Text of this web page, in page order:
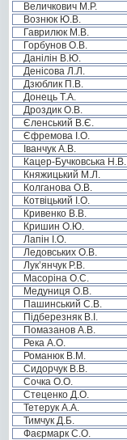
Величкович М.Р.
Вознюк Ю.В.
Гаврилюк М.В.
Горбунов О.В.
Данілін В.Ю.
Денісова Л.Л.
Дзюблик П.В.
Донець Т.А.
Дроздик О.В.
Єленський В.Є.
Єфремова І.О.
Іванчук А.В.
Кацер-Бучковська Н.В.
Княжицький М.Л.
Колганова О.В.
Котвіцький І.О.
Кривенко В.В.
Кришин О.Ю.
Лапін І.О.
Ледовських О.В.
Лук’янчук Р.В.
Масоріна О.С.
Медуниця О.В.
Пашинський С.В.
Підберезняк В.І.
Помазанов А.В.
Река А.О.
Романюк В.М.
Сидорчук В.В.
Сочка О.О.
Стеценко Д.О.
Тетерук А.А.
Тимчук Д.Б.
Фаєрмарк С.О.